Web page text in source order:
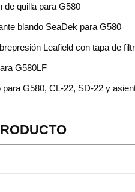
de quilla para G580
blando SeaDek para G580
Leafield con tapa de
G580LF
para G580, CL-22, SD-22 y